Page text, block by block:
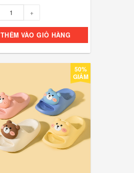
THÊM VÀO GIỎ HÀNG
50%
GIẢM